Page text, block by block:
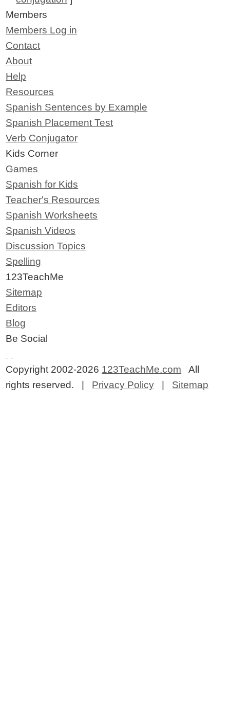
Members
Members Log in
Contact
About
Help
Resources
Spanish Sentences by Example
Spanish Placement Test
Verb Conjugator
Kids Corner
Games
Spanish for Kids
Teacher's Resources
Spanish Worksheets
Spanish Videos
Discussion Topics
Spelling
123TeachMe
Sitemap
Editors
Blog
Be Social
Copyright 2002-2026 123TeachMe.com All
rights reserved. | Privacy Policy Sitemap